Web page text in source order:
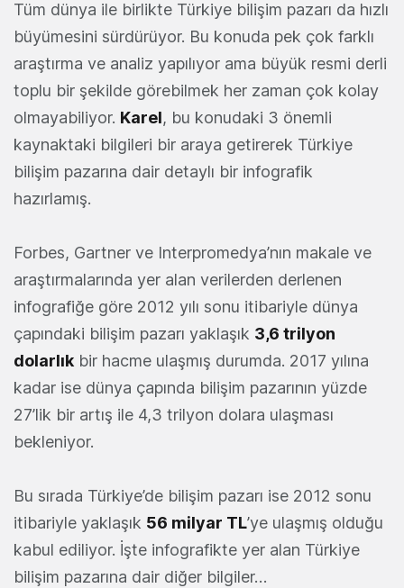
Tüm dünya ile birlikte Türkiye bilişim pazarı da hızlı
büyümesini sürdürüyor. Bu konuda pek çok farklı
araştırma ve analiz yapılıyor ama büyük resmi derli
toplu bir şekilde görebilmek her zaman çok kolay
olmayabiliyor. Karel, bu konudaki 3 önemli
kaynaktaki bilgileri bir araya getirerek Türkiye
bilişim pazarına dair detaylı bir infografik
hazırlamış.
Forbes, Gartner ve Interpromedya’nın makale ve
araştırmalarında yer alan verilerden derlenen
infografiğe göre 2012 yılı sonu itibariyle dünya
çapındaki bilişim pazarı yaklaşık 3,6 trilyon
dolarlık bir hacme ulaşmış durumda. 2017 yılına
kadar ise dünya çapında bilişim pazarının yüzde
27’lik bir artış ile 4,3 trilyon dolara ulaşması
bekleniyor.
Bu sırada Türkiye’de bilişim pazarı ise 2012 sonu
itibariyle yaklaşık 56 milyar TL’ye ulaşmış olduğu
kabul ediliyor. İşte infografikte yer alan Türkiye
bilişim pazarına dair diğer bilgiler…